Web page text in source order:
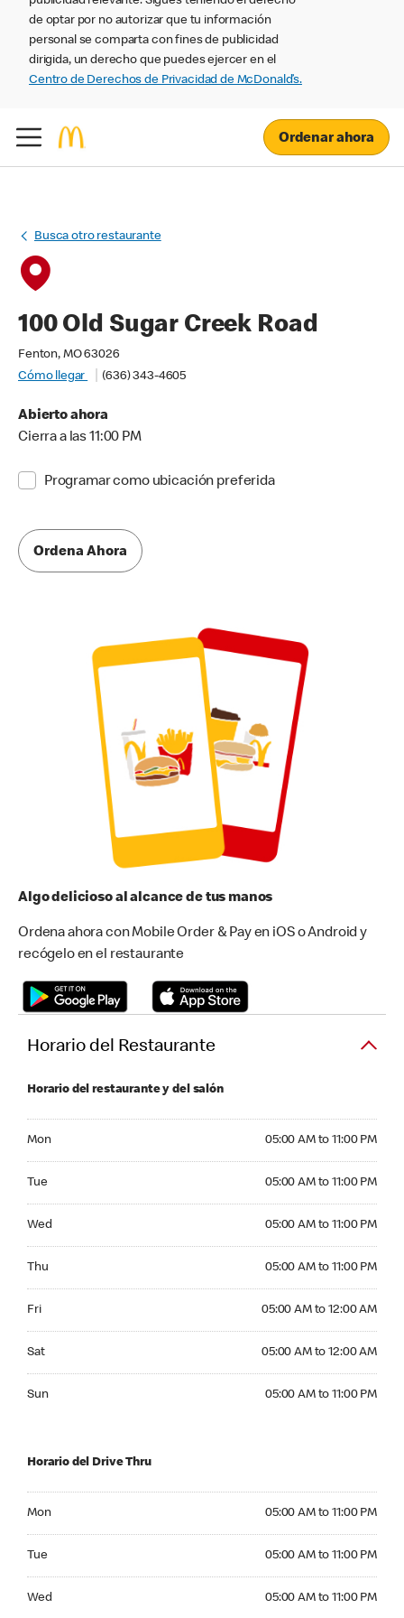
de optar por no autorizar que tu información
personal se comparta con fines de publicidad
dirigida, un derecho que puedes ejercer en el
Centro de Derechos de Privacidad de McDonald’s.
Ordenar ahora
Busca otro restaurante
100 Old Sugar Creek Road
Fenton, MO 63026
Cómo llegar
(636) 343-4605
Abierto ahora
Cierra a las 11:00 PM
Programar como ubicación preferida
Ordena Ahora
Algo delicioso al alcance de tus manos
Ordena ahora con Mobile Order & Pay en iOS o Android y
recógelo en el restaurante
Horario del Restaurante
Horario del restaurante y del salón
Mon 05:00 AM to 11:00 PM
Tue 05:00 AM to 11:00 PM
Wed 05:00 AM to 11:00 PM
Thu 05:00 AM to 11:00 PM
Fri 05:00 AM to 12:00 AM
Sat 05:00 AM to 12:00 AM
Sun 05:00 AM to 11:00 PM
Horario del Drive Thru
Mon 05:00 AM to 11:00 PM
Tue 05:00 AM to 11:00 PM
Wed 05:00 AM to 11:00 PM